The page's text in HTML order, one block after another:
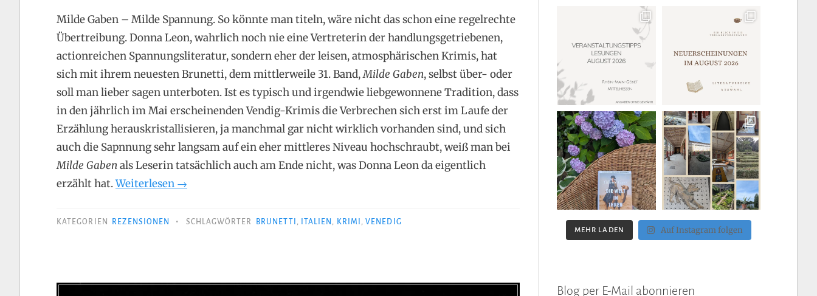
Milde Gaben – Milde Spannung. So könnte man titeln, wäre nicht das schon eine regelrechte
Übertreibung. Donna Leon, wahrlich noch nie eine Vertreterin der handlungsgetriebenen,
actionreichen Spannungsliteratur, sondern eher der leisen, atmosphärischen Krimis, hat
sich mit ihrem neuesten Brunetti, dem mittlerweile 31. Band,Milde Gaben, selbst über- oder
soll man lieber sagen unterboten. Ist es typisch und irgendwie liebgewonnene Tradition, dass
in den jährlich im Mai erscheinenden Vendig-Krimis die Verbrechen sich erst im Laufe der
Erzählung herauskristallisieren, ja manchmal gar nicht wirklich vorhanden sind, und sich
auch die Sapnnung sehr langsam auf ein eher mittleres Niveau hochschraubt, weiß man bei
Milde Gabenals Leserin tatsächlich auch am Ende nicht, was Donna Leon da eigentlich
erzählt hat.Weiterlesen „Donna
–
→
KATEGORIEN REZENSIONEN • SCHLAGWÖRTER BRUNETTI , ITALIEN , KRIMI ,VENEDIG
MEHR LADEN Auf Instagram folgen
Blog per E-Mail abonnieren